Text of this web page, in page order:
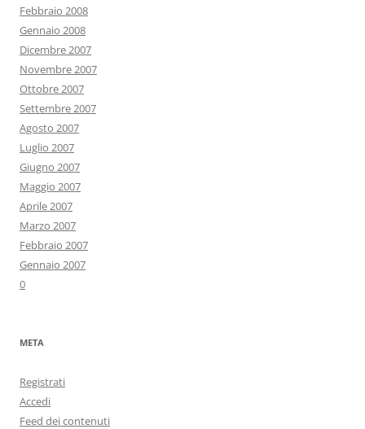
Febbraio 2008
Gennaio 2008
Dicembre 2007
Novembre 2007
Ottobre 2007
Settembre 2007
Agosto 2007
Luglio 2007
Giugno 2007
Maggio 2007
Aprile 2007
Marzo 2007
Febbraio 2007
Gennaio 2007
0
META
Registrati
Accedi
Feed dei contenuti